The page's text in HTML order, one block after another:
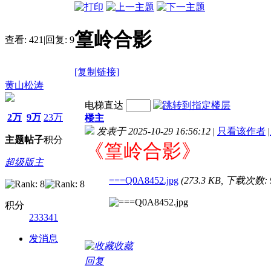
查看: 421 |回复: 9篁岭合影
[复制链接]
黄山松涛
2万
主题
9万
帖子
23万
积分
超级版主
积分
233341
发消息
电梯直达
楼主
发表于 2025-10-29 16:56:12 | 只看该作者 |
《篁岭合影》
===Q0A8452.jpg (273.3 KB, 下载次数:
收藏
回复